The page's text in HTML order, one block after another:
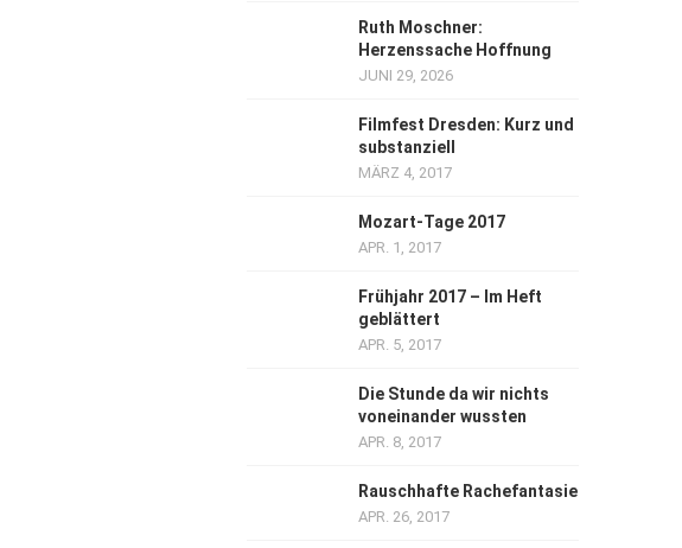
Ruth Moschner:
Herzenssache Hoffnung
JUNI 29, 2026
Filmfest Dresden: Kurz und
substanziell
MÄRZ 4, 2017
Mozart-Tage 2017
APR. 1, 2017
Frühjahr 2017 – Im Heft
geblättert
APR. 5, 2017
Die Stunde da wir nichts
voneinander wussten
APR. 8, 2017
Rauschhafte Rachefantasie
APR. 26, 2017